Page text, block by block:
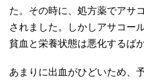
た。その時に、処方薬でアサ
されました。しかしアサコー
貧血と栄養状態は悪化するば
あまりに出血がひどいため、